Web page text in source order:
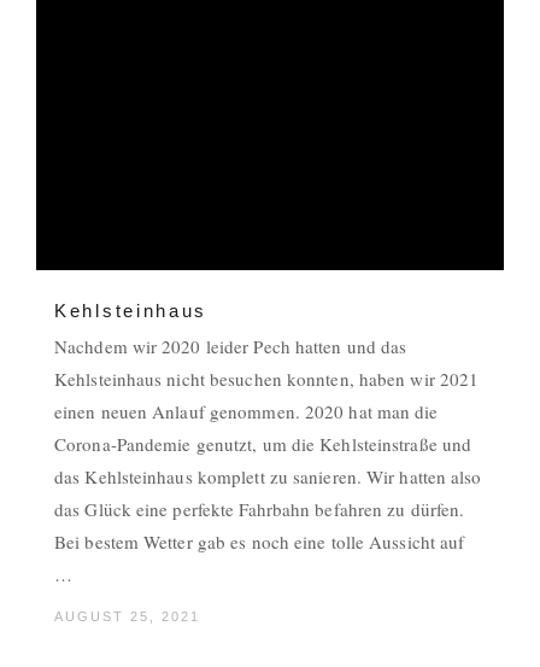
Kehlsteinhaus
Nachdem wir 2020 leider Pech hatten und das
Kehlsteinhaus nicht besuchen konnten, haben wir 2021
einen neuen Anlauf genommen. 2020 hat man die
Corona-Pandemie genutzt, um die Kehlsteinstraße und
das Kehlsteinhaus komplett zu sanieren. Wir hatten also
das Glück eine perfekte Fahrbahn befahren zu dürfen.
Bei bestem Wetter gab es noch eine tolle Aussicht auf
…
AUGUST 25, 2021